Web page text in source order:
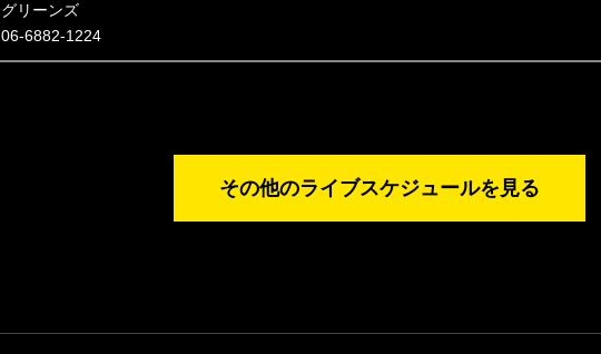
グリーンズ
06-6882-1224
その他のライブスケジュールを見る